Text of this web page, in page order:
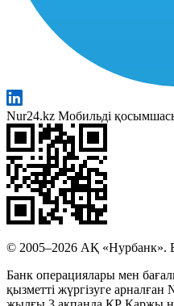
Nur24.kz Мобильді
© 2005–2026 АҚ «Нурбанк».
Банк операциялары мен
қызметті жүргізуге